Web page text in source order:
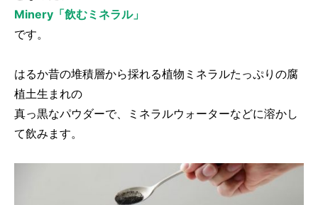
Minery「飲むミネラル」
です。
はるか昔の堆積層から採れる植物ミネラルたっぷりの腐
植土生まれの
真っ黒なパウダーで、ミネラルウォーターなどに溶かし
て飲みます。